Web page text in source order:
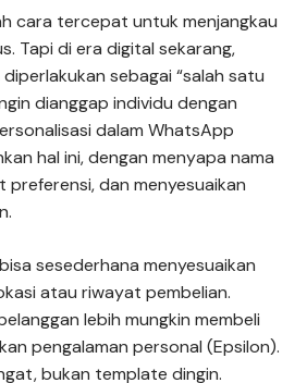
cara tercepat untuk menjangkau
Tapi di era digital sekarang,
sebagai “salah satu
dianggap individu dengan
dalam WhatsApp
hal ini, dengan menyapa nama
preferensi, dan menyesuaikan
sesederhana menyesuaikan
atau riwayat pembelian.
lebih mungkin membeli
pengalaman personal (Epsilon).
bukan template dingin.